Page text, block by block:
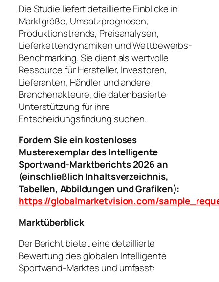
Die Studie liefert detaillierte Einblicke in
Marktgröße, Umsatzprognosen,
Produktionstrends, Preisanalysen,
Lieferkettendynamiken und Wettbewerbs-
Benchmarking. Sie dient als wertvolle
Ressource für Hersteller, Investoren,
Lieferanten, Händler und andere
Branchenakteure, die datenbasierte
Unterstützung für ihre
Entscheidungsfindung suchen.
Fordern Sie ein kostenloses
Musterexemplar des Intelligente
Sportwand-Marktberichts 2026 an
(einschließlich Inhaltsverzeichnis,
Tabellen, Abbildungen und Grafiken):
https://globalmarketvision.com/
Marktüberblick
Der Bericht bietet eine detaillierte
Bewertung des globalen Intelligente
Sportwand-Marktes und umfasst: